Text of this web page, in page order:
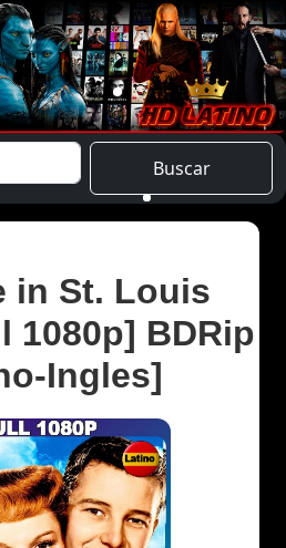
Buscar
in St. Louis
1080p] BDRip
Ingles]